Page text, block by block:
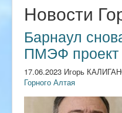
Новости
Барнаул
ПМЭФ проект
17.06.2023 Игорь
Горного Алтая